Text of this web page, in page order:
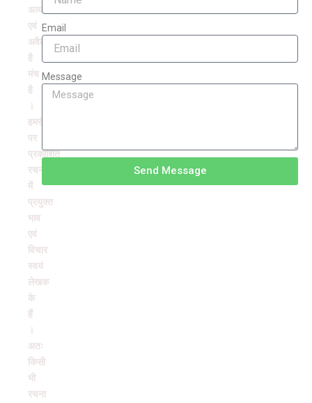
अव्यवसायिक
एवं
अवैतनिक
है
मंच
है
हमरंग
पर
प्रकाशित
रचनाओं
में
प्रयुक्त
भाव
एवं
विचार
स्वयं
लेखक
के
हैं
अतः
किसी
भी
रचना
Email
Message
Send Message